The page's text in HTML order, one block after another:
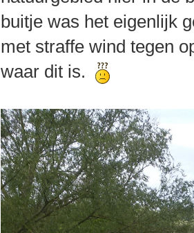
buitje was het eigenlijk
met straffe wind tegen
waar dit is.